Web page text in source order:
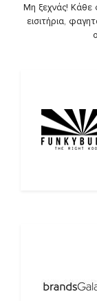
Μη ξεχνάς! Κάθε
εισιτήρια,